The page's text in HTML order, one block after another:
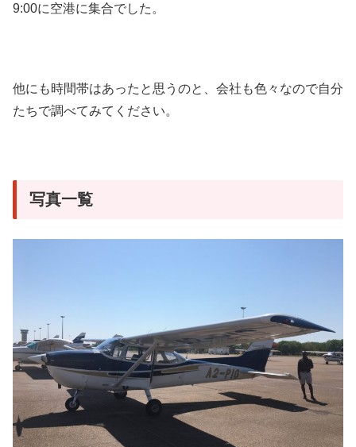
9:00に空港に集合でした。
他にも時間帯はあったと思うのと、会社も色々なので自分
たちで調べてみてください。
写真一覧